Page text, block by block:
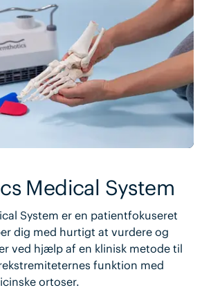
Medical System
System er en patientfokuseret
dig med hurtigt at vurdere og
ved hjælp af en klinisk metode til
funktion med
ortoser.